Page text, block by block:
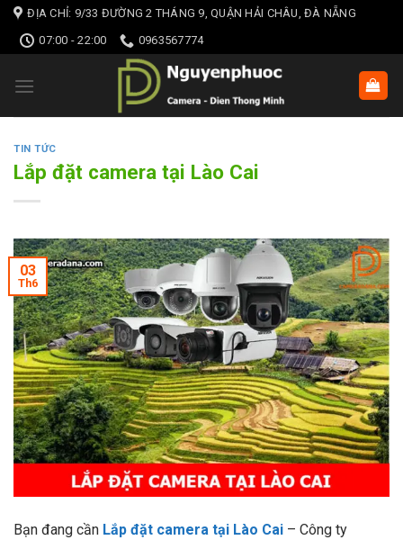
Skip
content
ĐỊA CHỈ: 9/33 ĐƯỜNG 2 THÁNG 9, QUẬN HẢI CHÂU, ĐÀ NẴNG
07:00 - 22:00
0963567774
TIN TỨC
Lắp đặt camera tại Lào Cai
03
Th6
Bạn đang cần Lắp đặt camera tại Lào Cai – Công ty